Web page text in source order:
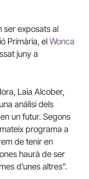
ser exposats al
Primària, el Wonca
juny a
Laia Alcober,
anàlisi dels
un futur. Segons
programa a
de tenir en
haurà de ser
d’unes altres”.